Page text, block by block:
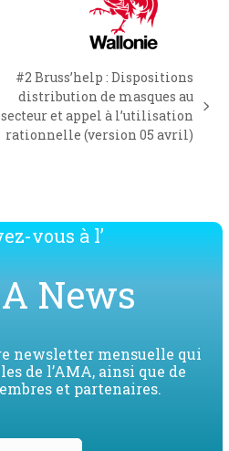
#2 Bruss’help : Dispositions
distribution de masques au
secteur et appel à l’utilisation
rationnelle (version 05 avril)
vous à l’
News
newsletter mensuelle qui
de l’AMA, ainsi que de
et partenaires.